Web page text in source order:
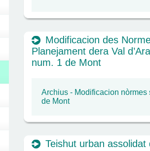
Modificacion des
Planejament dera Val
num. 1 de Mont
Archius - Modificacion
de Mont
Teishut urban